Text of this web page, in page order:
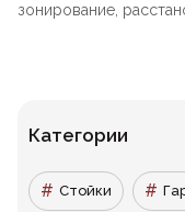
зонирование,
Категории
Стойки